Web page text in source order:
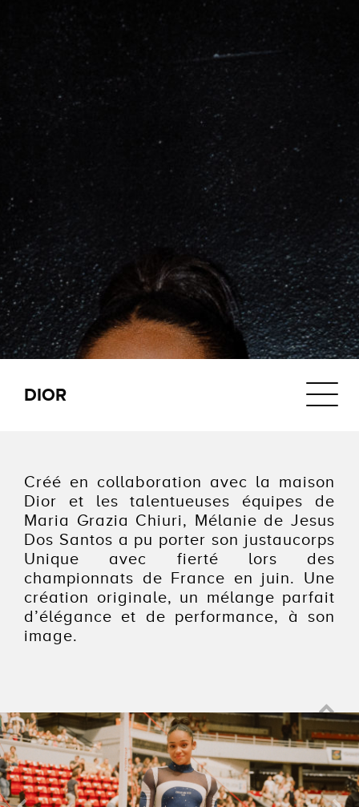
DIOR
Créé en collaboration avec la maison
Dior et les talentueuses équipes de
Maria Grazia Chiuri, Mélanie de Jesus
Dos Santos a pu porter son justaucorps
Unique avec fierté lors des
championnats de France en juin. Une
création originale, un mélange parfait
d’élégance et de performance, à son
image.